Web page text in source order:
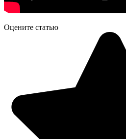
Оцените статью